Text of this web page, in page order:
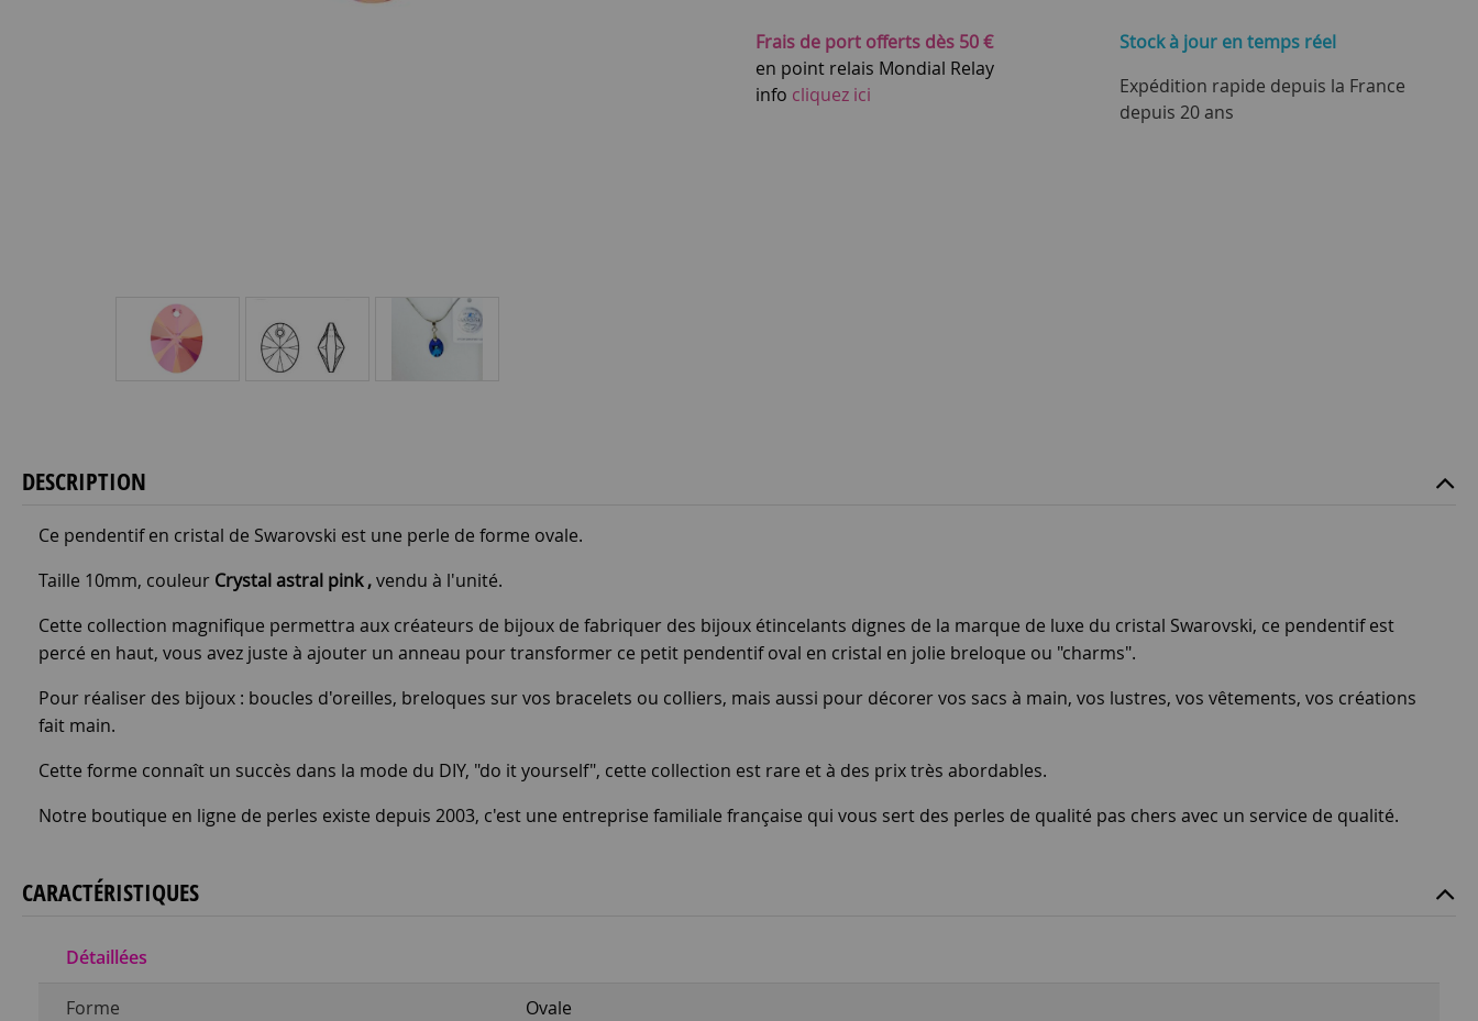
Frais de port offerts dès 50 €
en point relais Mondial Relay
info cliquez ici
Stock à jour en temps réel
Expédition rapide depuis la France
depuis 20 ans
DESCRIPTION
Ce pendentif en cristal de Swarovski est une perle de forme ovale.
Taille 10mm, couleur Crystal astral pink ,vendu à l'unité.
Cette collection magnifique permettra aux créateurs de bijoux de fabriquer des bijoux étincelants dignes de la marque de luxe du cristal Swarovski, ce pendentif est
percé en haut, vous avez juste à ajouter un anneau pour transformer ce petit pendentif oval en cristal en jolie breloque ou "charms".
Pour réaliser des bijoux : boucles d'oreilles, breloques sur vos bracelets ou colliers, mais aussi pour décorer vos sacs à main, vos lustres, vos vêtements, vos créations
fait main.
Cette forme connaît un succès dans la mode du DIY, "do it yourself", cette collection est rare et à des prix très abordables.
Notre boutique en ligne de perles existe depuis 2003, c'est une entreprise familiale française qui vous sert des perles de qualité pas chers avec un service de qualité.
CARACTÉRISTIQUES
Détaillées
Forme Ovale